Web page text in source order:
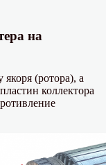
на
(ротора), а
коллектора